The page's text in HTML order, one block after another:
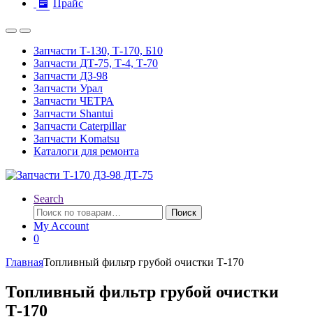
Прайс
Запчасти Т-130, Т-170, Б10
Запчасти ДТ-75, Т-4, Т-70
Запчасти ДЗ-98
Запчасти Урал
Запчасти ЧЕТРА
Запчасти Shantui
Запчасти Caterpillar
Запчасти Komatsu
Каталоги для ремонта
Search
Искать:
Поиск
My Account
0
ГлавнаяТопливный фильтр грубой очистки Т-170
Топливный фильтр грубой очистки
Т-170